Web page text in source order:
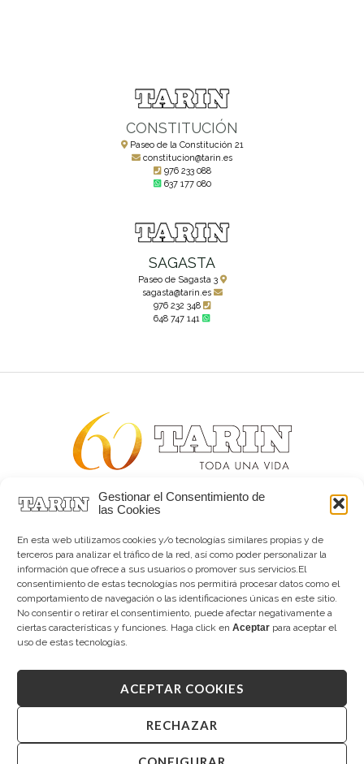
Gestionar el Consentimiento de
las Cookies
En esta web utilizamos cookies y/o tecnologías similares propias y de
terceros para analizar el tráfico de la red, así como poder personalizar la
información que ofrece a sus usuarios o promover sus servicios.El
consentimiento de estas tecnologías nos permitirá procesar datos como el
comportamiento de navegación o las identificaciones únicas en este sitio.
No consentir o retirar el consentimiento, puede afectar negativamente a
ciertas características y funciones. Haga click en Aceptar para aceptar el
uso de estas tecnologías.
ACEPTAR COOKIES
RECHAZAR
CONSTITUCIÓN
Paseo de la Constitución 21
constitucion@tarin.es
976 233 088
637 177 080
SAGASTA
Paseo de Sagasta 3
sagasta@tarin.es
976 232 348
648 747 141
Alta joyería desde 1963
Tarín Magazine
Contacto
Copyright © 2026 Tarín Joyeros
Aviso legal|Política de uso|Política de privacidad
Canal interno de información
Desarrollado porMandalorian Solutions